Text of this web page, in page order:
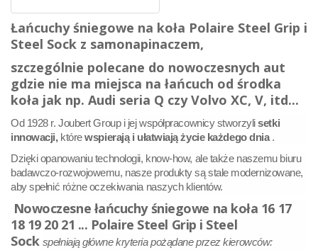
Łańcuchy śniegowe na koła Polaire Steel Grip i
Steel Sock z samonapinaczem,
szczególnie polecane do nowoczesnych aut
gdzie nie ma miejsca na łańcuch od środka
koła jak np. Audi seria Q czy Volvo XC, V, itd...
Od 1928 r. Joubert Group i jej współpracownicy stworzylisetki
innowacji,którewspierają i ułatwiają życie każdego dnia.
Dzięki opanowaniu technologii, know-how, ale także naszemu biuru
badawczo-rozwojowemu, nasze produkty są stale modernizowane,
aby spełnić różne oczekiwania naszych klientów.
Nowoczesne łańcuchy śniegowe na koła 16 17
18 19 20 21 ... Polaire Steel Grip i Steel
Sock spełniają główne kryteria pożądane przez kierowców: